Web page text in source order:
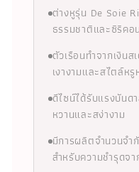
ต่างหูรุ่น De Soie
ธรรมชาติและซิริค
ตัวเรือนทำจากเงิน
เงางามและสไตล์หรู
ดีไซน์ได้รับแรงบันด
หวานและสง่างาม
มีการผลิตจำนวนจำ
สำหรับความชำรุดจ